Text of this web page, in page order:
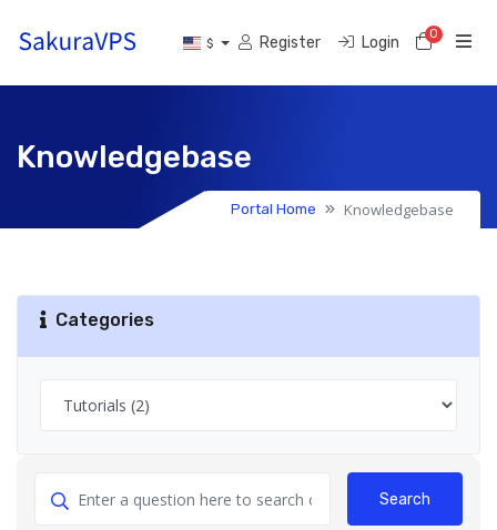
$ Register Login 0
Knowledgebase
Portal Home Knowledgebase
Categories
Search